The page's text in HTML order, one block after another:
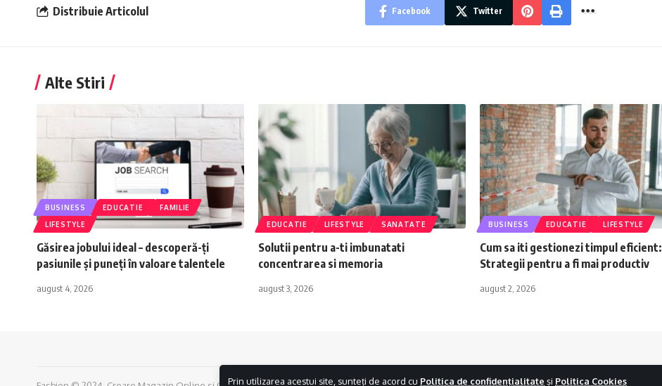
Prin utilizarea acestui site, sunteți de acord cu Politica de confidențialitate și Politica Cookies
Distribuie Articolul Facebook Twitter
Alte Stiri
BUSINESS EDUCATIE
FAMILIE
LIFESTYLE
Găsirea jobului ideal – descoperă-ți
pasiunile și puneți în valoare talentele
august 4, 2026
EDUCATIE LIFESTYLE SANATATE
Solutii pentru a-ti imbunatati
concentrarea si memoria
august 3, 2026
BUSINESS EDUCATIE LIFESTYLE
Cum sa iti gestionezi timpul eficient:
Strategii pentru a fi mai productiv
august 2, 2026